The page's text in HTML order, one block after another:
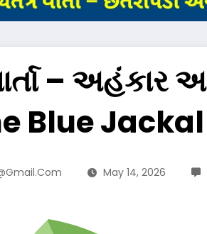
–
Blue
May 14, 2026